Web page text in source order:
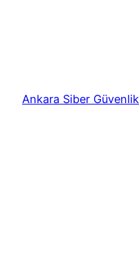
Ankara Siber Güvenlik